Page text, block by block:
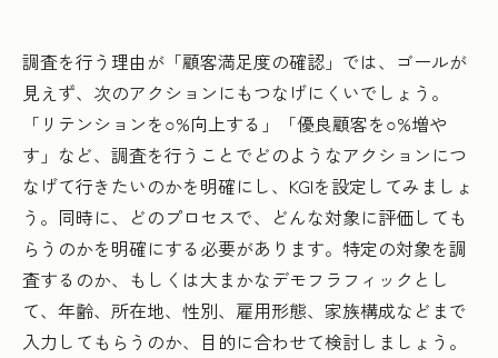
調査を行う理由が「顧客満足度の確認」では、ゴールが
見えず、次のアクションにもつなげにくいでしょう。
「リテンションを○%向上する」「優良顧客を○%増や
す」など、調査を行うことでどのようなアクションにつ
なげて行きたいのかを明確にし、KGIを設定してみましょ
う。同時に、どのプロセスで、どんな対象に評価しても
らうのかを明確にする必要があります。特定の対象を調
査するのか、もしくは大まかなデモフラフィックとし
て、年齢、所在地、性別、雇用形態、家族構成などまで
入力してもらうのか、目的に合わせて検討しましょう。